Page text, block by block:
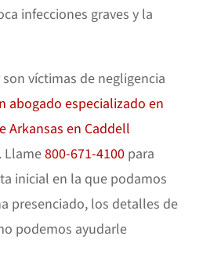
infecciones graves y la
víctimas de negligencia
abogado especializado en
Arkansas en Caddell
Llame800-671-4100 para
inicial en la que podamos
presenciado, los detalles de
podemos ayudarle